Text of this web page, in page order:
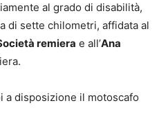
al grado di disabilità,
di sette chilometri, affidata al
remiera e all’Ana
a disposizione il motoscafo